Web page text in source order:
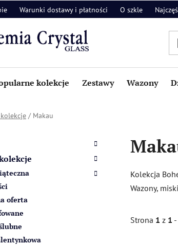
Warunki dostawy i płatności O szkle
kolekcje Zestawy Wazony
/ Makau
oferta
Kolekcja
Wazony,
Strona 1 z 1 -